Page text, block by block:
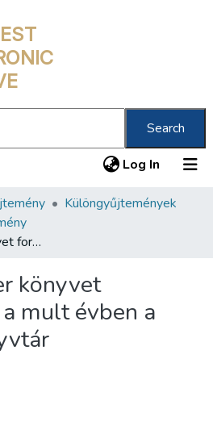
Search
Log In (current)
Különgyűjtemények
Kilencszázezer könyvet forgalmazott a mult évben a Fővárosi Könyvtár
könyvet
mult évben a